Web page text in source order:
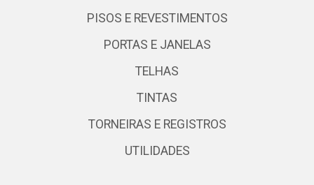
PISOS E REVESTIMENTOS
PORTAS E JANELAS
TELHAS
TINTAS
TORNEIRAS E REGISTROS
UTILIDADES